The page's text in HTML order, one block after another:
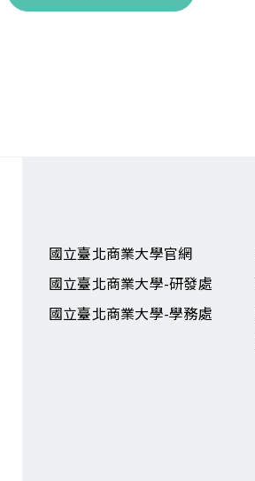
國立臺北商業大學官網
國立臺北商業大學-研發處
國立臺北商業大學-學務處